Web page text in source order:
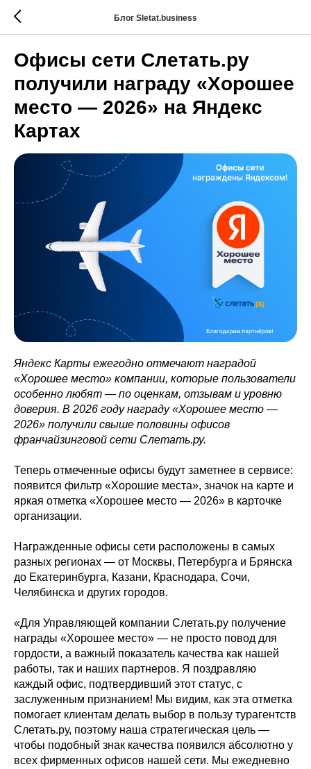
Блог Sletat.business
Офисы сети Слетать.ру
получили награду «Хорошее
место — 2026» на Яндекс
Картах
Яндекс Карты ежегодно отмечают наградой
«Хорошее место» компании, которые пользователи
особенно любят — по оценкам, отзывам и уровню
доверия. В 2026 году награду «Хорошее место —
2026» получили свыше половины офисов
франчайзинговой сети Слетать.ру.
Теперь отмеченные офисы будут заметнее в сервисе:
появится фильтр «Хорошие места», значок на карте и
яркая отметка «Хорошее место — 2026» в карточке
организации.
Награжденные офисы сети расположены в самых
разных регионах — от Москвы, Петербурга и Брянска
до Екатеринбурга, Казани, Краснодара, Сочи,
Челябинска и других городов.
«Для Управляющей компании Слетать.ру получение
награды «Хорошее место» — не просто повод для
гордости, а важный показатель качества как нашей
работы, так и наших партнеров. Я поздравляю
каждый офис, подтвердивший этот статус, с
заслуженным признанием! Мы видим, как эта отметка
помогает клиентам делать выбор в пользу турагентств
Слетать.ру, поэтому наша стратегическая цель —
чтобы подобный знак качества появился абсолютно у
всех фирменных офисов нашей сети. Мы ежедневно